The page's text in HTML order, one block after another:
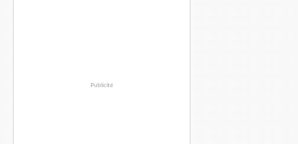
Publicité